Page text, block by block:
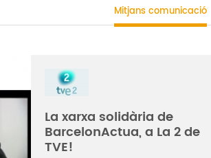
Mitjans comunicació
La xarxa solidària de
BarcelonActua, a La 2 de
TVE!